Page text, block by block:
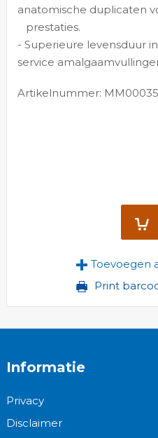
anatomische duplicaten
prestaties.
- Superieure levensduur
service
Artikelnummer:
Toevoegen
Print
Informatie
Privacy
Disclaimer